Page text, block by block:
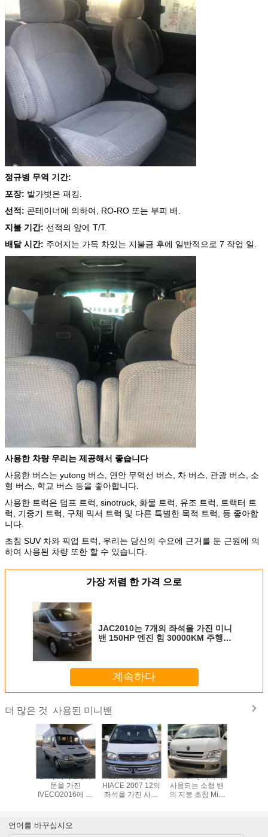
정규병 무역 기간:
포장: 발가벗은 패킹.
선적: 콘테이너에 의하여, RO-RO 또는 부피 배.
지불 기간: 선적의 앞에 T/T.
배달 시간: 주어지는 가득 차있는 지불금 후에 일반적으로 7 작업 일.
사용한 차량 우리는 제공해서 좋습니다
사용한 버스는 yutong 버스, 연안 무역선 버스, 차 버스, 관광 버스, 소
형 버스, 학교 버스 등을 좋아합니다.
사용한 트럭은 덤프 트럭, sinotruck, 화물 트럭, 유조 트럭, 트랙터 트
럭, 기중기 트럭, 구체 믹서 트럭 및 다른 특별한 목적 트럭, 등 좋아합
니다.
초침 SUV 차와 픽업 트럭, 우리는 당신의 수요에 근거를 둔 근원에 의
하여 사용된 차량 또한 할 수 있습니다.
가장 저렴 한 가격 으로
JAC2010는 7개의 좌석을 가진 미니
밴 150HP 엔진 힘 30000KM 주행거
계속하다
더 많은 것 사용된 미니밴
17의 좌석 2개의
문을 가진
IVECO2016에 의
유형
5.99m*2m*2.74m
118HP 도요타
HIACE 2007 12의
좌석을 가진 사용
JINBEI에 의하여
사용되는 소형 밴
의 지붕 초침 Mini
언어를 바꾸십시오